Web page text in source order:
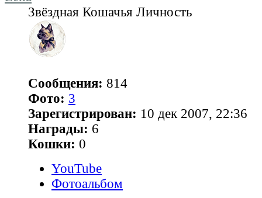
Звёздная Кошачья Личность
Сообщения: 814
Фото: 3
Зарегистрирован: 10 дек 2007, 22:36
Награды: 6
Кошки: 0
YouTube
Фотоальбом